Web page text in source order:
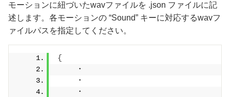
モーションに紐づいたwavファイルを .json ファイルに記
述します。各モーションの “Sound” キーに対応するwavフ
ァイルパスを指定してください。
{
    ・
    ・
    ・